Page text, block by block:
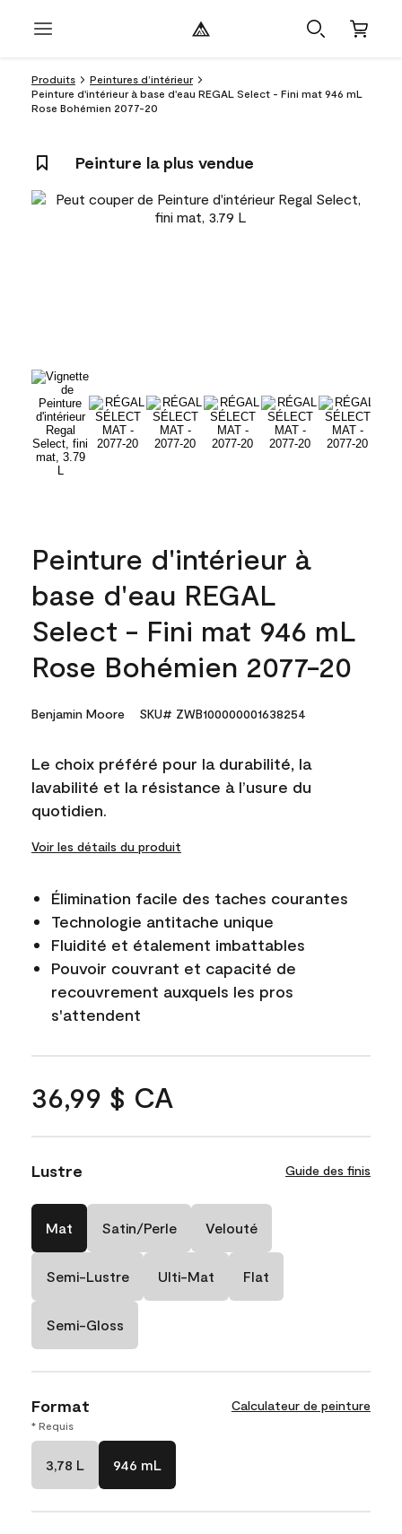
Produits
Peintures d’intérieur
Peinture d'intérieur à base d'eau REGAL Select - Fini mat 946 mL
Rose Bohémien 2077-20
Peinture la plus vendue
Peinture d'intérieur à
base d'eau REGAL
Select - Fini mat 946 mL
Rose Bohémien 2077-20
Benjamin Moore SKU# ZWB100000001638254
Le choix préféré pour la durabilité, la
lavabilité et la résistance à l’usure du
quotidien.
Voir les détails du produit
Élimination facile des taches courantes
Technologie antitache unique
Fluidité et étalement imbattables
Pouvoir couvrant et capacité de
recouvrement auxquels les pros
s'attendent
36,99 $ CA
Lustre Guide des finis
Mat Satin/Perle Velouté
Semi-Lustre Ulti-Mat Flat
Semi-Gloss
Format Calculateur de peinture
* Requis
3,78 L 946 mL